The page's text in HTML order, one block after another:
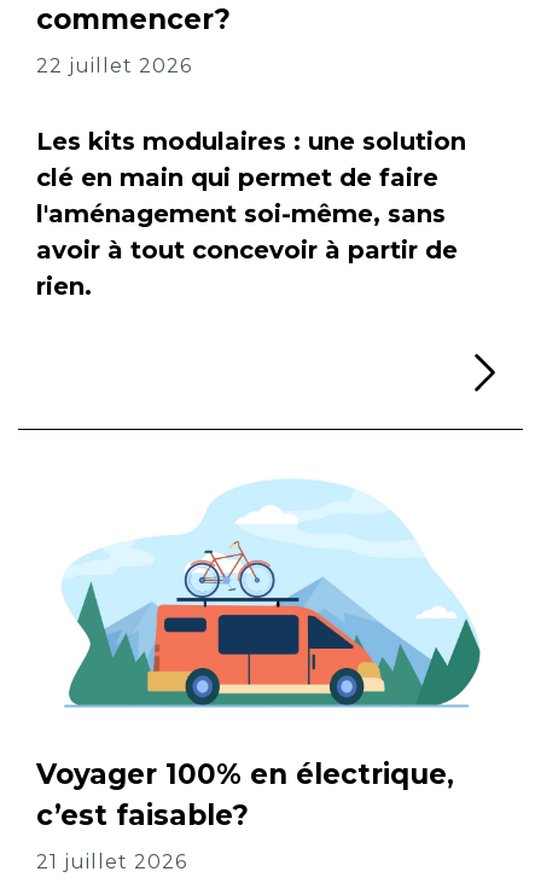
commencer?
22 juillet 2026
Les kits modulaires : une solution
clé en main qui permet de faire
l'aménagement soi-même, sans
avoir à tout concevoir à partir de
rien.
Voyager 100% en électrique,
c’est faisable?
21 juillet 2026